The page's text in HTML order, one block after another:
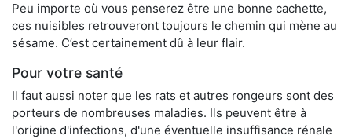
Peu importe où vous penserez être une bonne cachette,
ces nuisibles retrouveront toujours le chemin qui mène au
sésame. C’est certainement dû à leur flair.
Pour votre santé
Il faut aussi noter que les rats et autres rongeurs sont des
porteurs de nombreuses maladies. Ils peuvent être à
l'origine d'infections, d'une éventuelle insuffisance rénale